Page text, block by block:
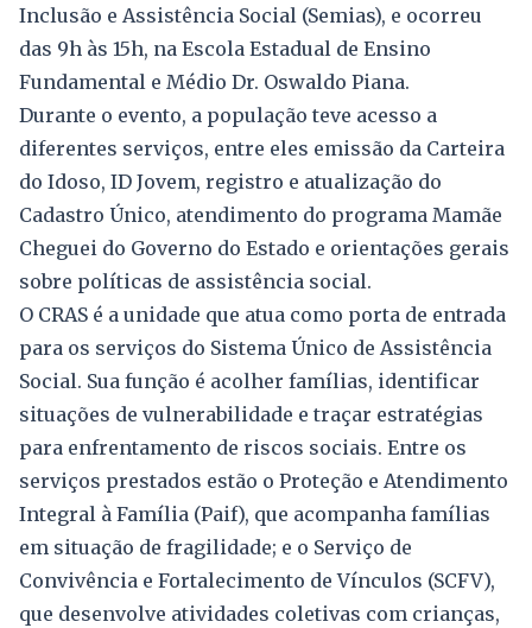
Inclusão e Assistência Social (Semias), e ocorreu
das 9h às 15h, na Escola Estadual de Ensino
Fundamental e Médio Dr. Oswaldo Piana.
Durante o evento, a população teve acesso a
diferentes serviços, entre eles emissão da Carteira
do Idoso, ID Jovem, registro e atualização do
Cadastro Único, atendimento do programa Mamãe
Cheguei do Governo do Estado e orientações gerais
sobre políticas de assistência social.
O CRAS é a unidade que atua como porta de entrada
para os serviços do Sistema Único de Assistência
Social. Sua função é acolher famílias, identificar
situações de vulnerabilidade e traçar estratégias
para enfrentamento de riscos sociais. Entre os
serviços prestados estão o Proteção e Atendimento
Integral à Família (Paif), que acompanha famílias
em situação de fragilidade; e o Serviço de
Convivência e Fortalecimento de Vínculos (SCFV),
que desenvolve atividades coletivas com crianças,